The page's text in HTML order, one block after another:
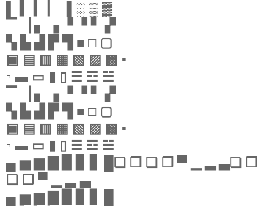
▌ ▍ ▎ ▏ ▐ ░ ▒ ▓
▔ ▕ ▖ ▗ ▝ ▝ ▘ ▞
▚ ▙ ▟ ▛ ▜ ■ □ ▢
▣ ▤ ▥ ▦ ▧ ▨ ▩ ▪
▫ ▬ ▭ ▮ ▯ ☰ ☲ ☱
▔ ▕ ▖ ▗ ▝ ▝ ▘ ▞
▚ ▙ ▟ ▛ ▜ ■ □ ▢
▣ ▤ ▥ ▦ ▧ ▨ ▩ ▪
▫ ▬ ▭ ▮ ▯ ☰ ☲ ☱
▄ ▅ ▆ ▇ ▉ ▊ ▋ █❏ ❐ ❑ ❒ ▀ ▁ ▂ ▃❏ ❐
❑ ❒ ▀ ▁ ▂ ▃
▄ ▅ ▆ ▇ ▉ ▊ ▋ █